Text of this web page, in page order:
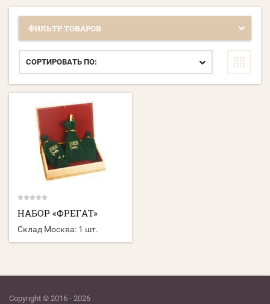
ФИЛЬТР ТОВАРОВ
СОРТИРОВАТЬ ПО:
НАБОР «ФРЕГАТ»
Склад Москва: 1 шт.
Copyright © 2016 - 2026